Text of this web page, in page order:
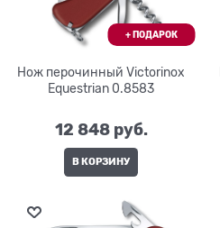
Нож перочинный Victorinox
Equestrian 0.8583
12 848 руб.
В КОРЗИНУ